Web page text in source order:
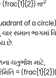
(frac{1}{2}) πr2
of a
ચાર સમાન
છે.
ચતુર્ભાશ માટે,
=